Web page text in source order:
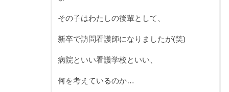
その子はわたしの後輩として、
新卒で訪問看護師になりましたが(笑)
病院といい看護学校といい、
何を考えているのか…